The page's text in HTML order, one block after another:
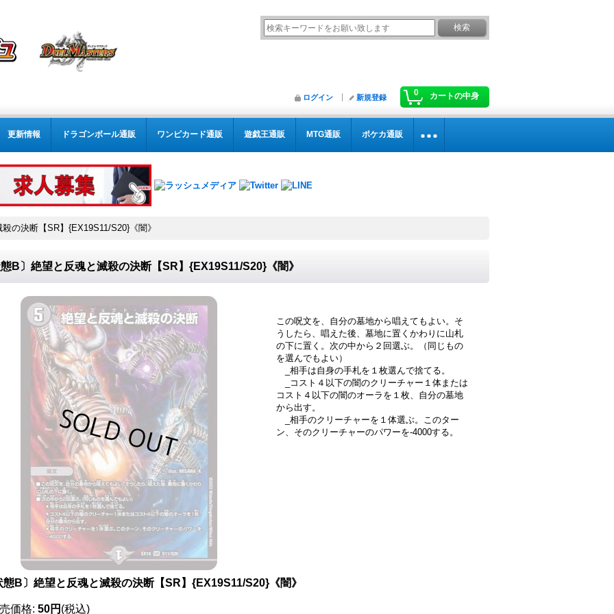
0 カートの中身
ログイン 新規登録
更新情報 ドラゴンボール通販 ワンピカード通販 遊戯王通販 MTG通販 ポケカ通販
の決断【SR】{EX19S11/S20}《闇》
B〕絶望と反魂と滅殺の決断【SR】{EX19S11/S20}《闇》
この呪文を、自分の墓地から唱えてもよい。そ
うしたら、唱えた後、墓地に置くかわりに山札
の下に置く。次の中から２回選ぶ。（同じもの
を選んでもよい）
_相手は自身の手札を１枚選んで捨てる。
_コスト４以下の闇のクリーチャー１体または
コスト４以下の闇のオーラを１枚、自分の墓地
から出す。
_相手のクリーチャーを１体選ぶ。このター
ン、そのクリーチャーのパワーを-4000する。
態B〕絶望と反魂と滅殺の決断【SR】{EX19S11/S20}《闇》
価格: 50円 (税込)